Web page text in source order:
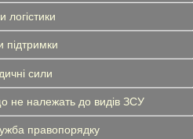
логістики
підтримки
сили
не належать до видів ЗСУ
правопорядку